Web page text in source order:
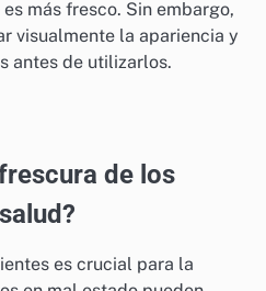
cumplen con
calidad y sostenibilidad.
a los consumidores a
o el periodo de validez.
de caducidad lejana
más fresco. Sin embargo,
visualmente la apariencia y
antes de utilizarlos.